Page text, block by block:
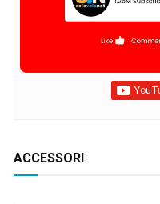
XR 41, IN REGATA
ACCESSORI